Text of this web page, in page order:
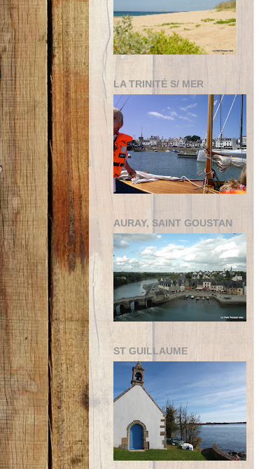
LA TRINITÉ S/ MER
AURAY, SAINT GOUSTAN
ST GUILLAUME